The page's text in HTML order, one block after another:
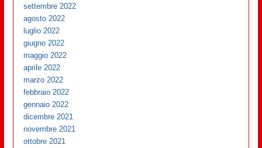
settembre 2022
agosto 2022
luglio 2022
giugno 2022
maggio 2022
aprile 2022
marzo 2022
febbraio 2022
gennaio 2022
dicembre 2021
novembre 2021
ottobre 2021